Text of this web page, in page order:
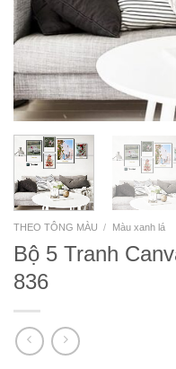
THEO TÔNG MÀU / Màu xanh lá
Bộ 5 Tranh
836